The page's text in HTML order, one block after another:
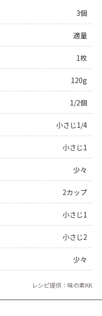
3個
適量
1枚
120g
1/2個
小さじ1/4
小さじ1
少々
2カップ
小さじ1
小さじ2
少々
レシピ提供：味の素KK